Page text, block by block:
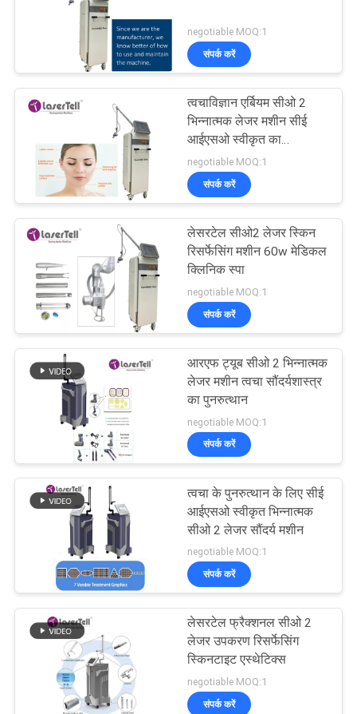
ऑप्ट बालों को हटाने
24
Alexandrite लेजर
मशीन
16
ई प्रकाश सौंदर्य मशीन
आईपीएल लेजर मशीन
negotiable MOQ:1
संपर्क करें
त्वचाविज्ञान एर्बियम सीओ 2
भिन्नात्मक लेजर मशीन सीई
आईएसओ स्वीकृत का
पुनरुत्थान
negotiable MOQ:1
संपर्क करें
लेसरटेल सीओ2 लेजर स्किन
रिसर्फेसिंग मशीन 60w मेडिकल
क्लिनिक स्पा
negotiable MOQ:1
संपर्क करें
आरएफ ट्यूब सीओ 2 भिन्नात्मक
लेजर मशीन त्वचा सौंदर्यशास्त्र
का पुनरुत्थान
negotiable MOQ:1
संपर्क करें
त्वचा के पुनरुत्थान के लिए सीई
आईएसओ स्वीकृत भिन्नात्मक
सीओ 2 लेजर सौंदर्य मशीन
negotiable MOQ:1
संपर्क करें
लेसरटेल फ्रैक्शनल सीओ 2
लेजर उपकरण रिसर्फेसिंग
स्किनटाइट एस्थेटिक्स
negotiable MOQ:1
संपर्क करें